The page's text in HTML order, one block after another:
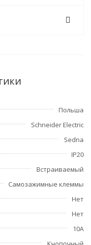
Польша
Schneider Electric
Sedna
IP20
Встраиваемый
Самозажимные клеммы
Нет
Нет
10А